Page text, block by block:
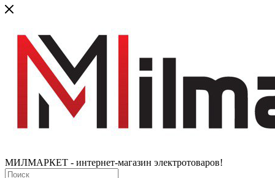
МИЛМАРКЕТ - интернет-магазин электротоваров!